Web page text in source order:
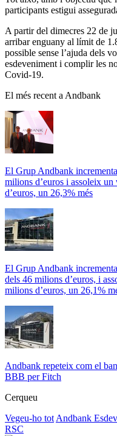
participants estigui
A partir del dimecres 22 de
arribar enguany al límit de
possible sense l’ajuda dels
esdeveniment i complir les
Covid-19.
El més recent a Andbank
El Grup Andbank
milions d’euros i assoleix
d’euros, un 26,3% més
El Grup Andbank
dels 46 milions d’euros, i
milions d’euros, un 26,1%
Andbank repeteix com el
BBB per Fitch
Cerqueu
Vegeu-ho tot Andbank
RSC